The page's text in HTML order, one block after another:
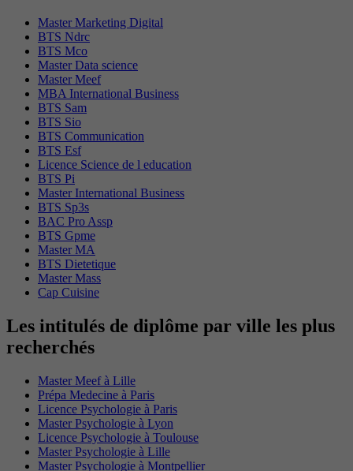
Master Marketing Digital
BTS Ndrc
BTS Mco
Master Data science
Master Meef
MBA International Business
BTS Sam
BTS Sio
BTS Communication
BTS Esf
Licence Science de l education
BTS Pi
Master International Business
BTS Sp3s
BAC Pro Assp
BTS Gpme
Master MA
BTS Dietetique
Master Mass
Cap Cuisine
Les intitulés de diplôme par ville les plus
recherchés
Master Meef à Lille
Prépa Medecine à Paris
Licence Psychologie à Paris
Master Psychologie à Lyon
Licence Psychologie à Toulouse
Master Psychologie à Lille
Master Psychologie à Montpellier